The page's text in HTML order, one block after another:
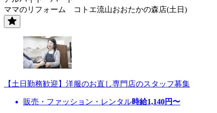
ママのリフォーム コトエ流山おおたかの森店(土日)
【土日勤務歓迎】洋服のお直し専門店のスタッフ募集
販売・ファッション・レンタル時給1,140円〜